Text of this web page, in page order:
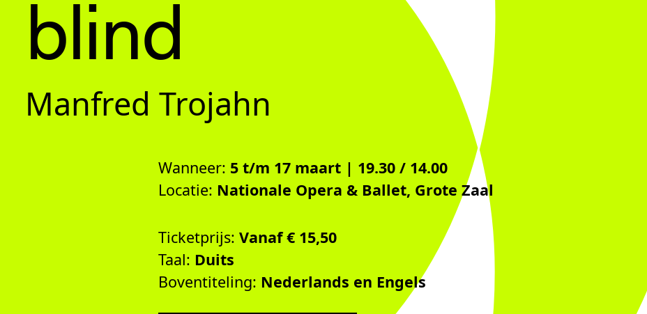
blind
Manfred Trojahn
Wanneer: 5 t/m 17 maart | 19.30 / 14.00
Locatie: Nationale Opera & Ballet, Grote Zaal
Ticketprijs: Vanaf € 15,50
Taal: Duits
Boventiteling: Nederlands en Engels